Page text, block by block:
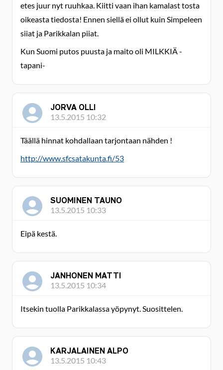
etes juur nyt ruuhkaa. Kiitti vaan ihan kamalast tosta
oikeasta tiedosta! Ennen siellä ei ollut kuin Simpeleen
siiat ja Parikkalan piiat.
Kun Suomi putos puusta ja maito oli MILKKIÄ -
tapani-
JORVA OLLI
13.5.2015 10:32
Täällä hinnat kohdallaan tarjontaan nähden !
http://www.sfcsatakunta.fi/53
SUOMINEN TAUNO
13.5.2015 10:33
Eipä kestä.
JANHONEN MATTI
13.5.2015 10:34
Itsekin tuolla Parikkalassa yöpynyt. Suosittelen.
KARJALAINEN ALPO
13.5.2015 10:43